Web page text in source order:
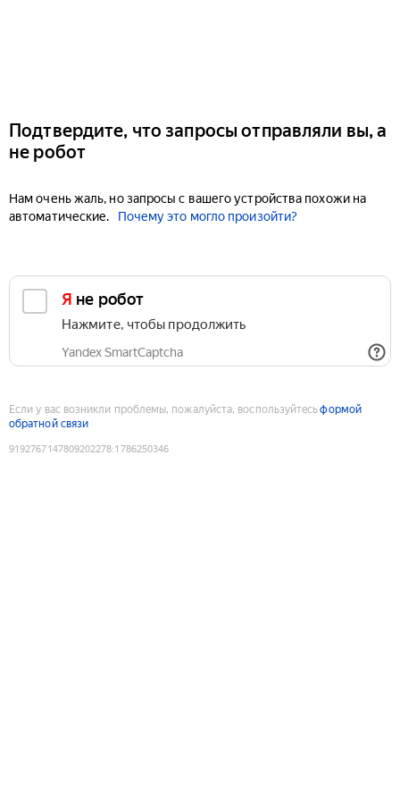
Подтвердите, что запросы отправляли вы, а
не робот
Нам очень жаль, но запросы с вашего устройства похожи на
автоматические.
Почему это могло произойти?
Я не робот
Нажмите, чтобы продолжить
Yandex SmartCaptcha
Если у вас возникли проблемы, пожалуйста, воспользуйтесьформой
обратной связи
9192767147809202278:1786250346